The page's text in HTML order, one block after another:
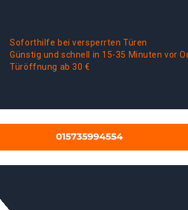
Soforthilfe bei versperrten Türen
Günstig und schnell in 15-35 Minuten vor
Türöffnung ab 30 €